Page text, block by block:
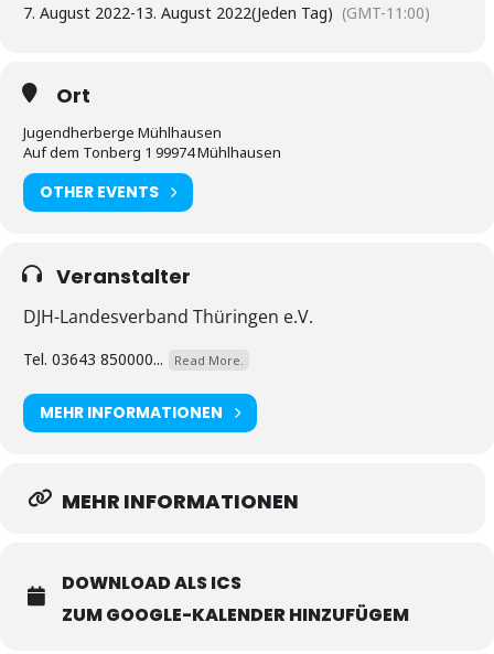
7. August 2022-13. August 2022(Jeden Tag) (GMT-11:00)
Ort
Jugendherberge Mühlhausen
Auf dem Tonberg 1 99974 Mühlhausen
OTHER EVENTS
Veranstalter
DJH-Landesverband Thüringen e.V.
Tel. 03643 850000... Read More.
MEHR INFORMATIONEN
MEHR INFORMATIONEN
DOWNLOAD ALS ICS
ZUM GOOGLE-KALENDER HINZUFÜGEM